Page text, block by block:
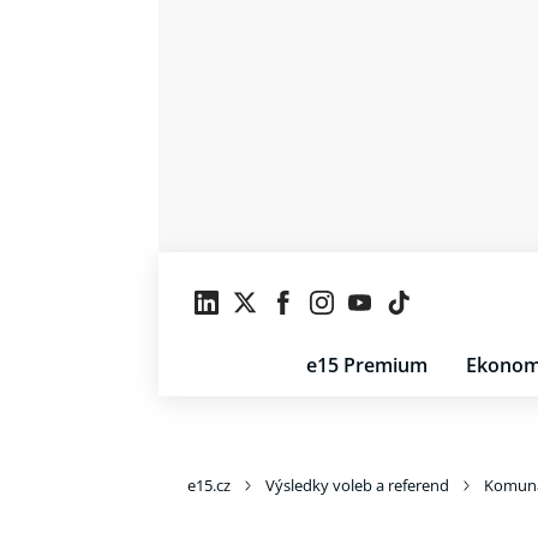
e15 Premium
e15.cz Výsledky voleb a referend